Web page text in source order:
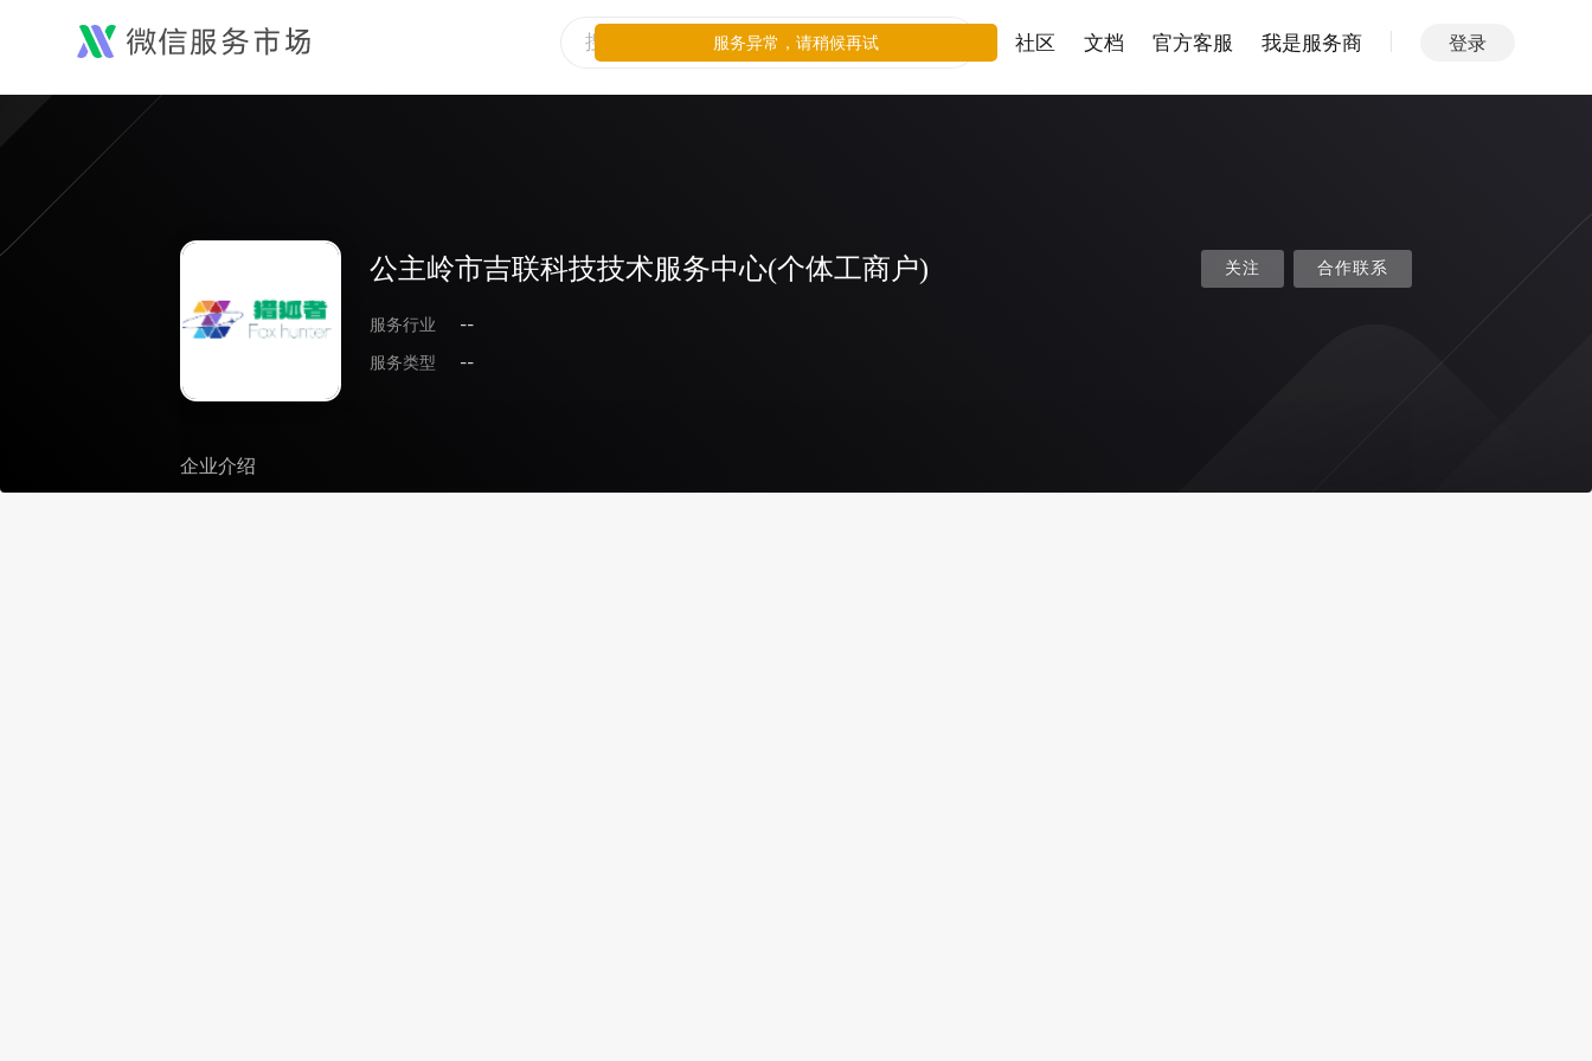
社区 文档 官方客服 我是服务商 登录
公主岭市吉联科技技术服务中心(个体工商户)
服务行业
--
服务类型
--
关注 合作联系
企业介绍
服务异常，请稍候再试